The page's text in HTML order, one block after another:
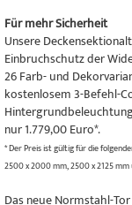
Für mehr Sicherheit
Unsere
Einbruchschutz der
26 Farb- und
kostenlosem 3-Befehl-
nur 1.779,00 Euro*.
* Der Preis ist gültig für die
2500 x 2000 mm, 2500 x 2125
Das neue Normstahl-